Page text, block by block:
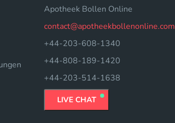
Apotheek Bollen Online
contact@apotheekbollenonline.com
+44-203-608-1340
+44-808-189-1420
+44-203-514-1638
LIVE CHAT